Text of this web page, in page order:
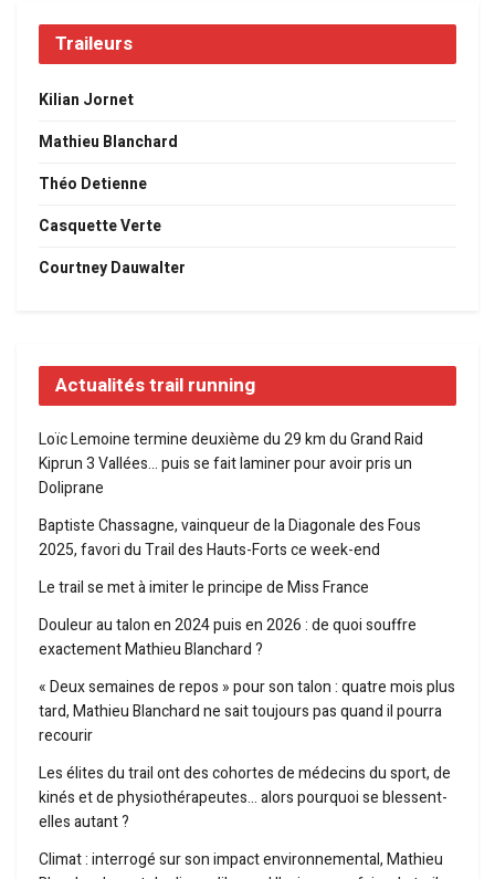
Traileurs
Kilian Jornet
Mathieu Blanchard
Théo Detienne
Casquette Verte
Courtney Dauwalter
Actualités trail running
Loïc Lemoine termine deuxième du 29 km du Grand Raid
Kiprun 3 Vallées… puis se fait laminer pour avoir pris un
Doliprane
Baptiste Chassagne, vainqueur de la Diagonale des Fous
2025, favori du Trail des Hauts-Forts ce week-end
Le trail se met à imiter le principe de Miss France
Douleur au talon en 2024 puis en 2026 : de quoi souffre
exactement Mathieu Blanchard ?
« Deux semaines de repos » pour son talon : quatre mois plus
tard, Mathieu Blanchard ne sait toujours pas quand il pourra
recourir
Les élites du trail ont des cohortes de médecins du sport, de
kinés et de physiothérapeutes… alors pourquoi se blessent-
elles autant ?
Climat : interrogé sur son impact environnemental, Mathieu